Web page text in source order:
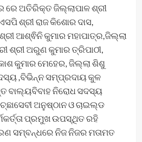
ରେ ଅତିରିକ୍ତ ଜିଲ୍ଲାପାଳ ଶ୍ରୀ
ଶ୍ରୀ ରାଜ କିଶୋର ଦାସ,
ଆଶ୍ଵିନି କୁମାର ମହାପାତ୍ର,ଜିଲ୍ଲା
ଶ୍ରୀ ଅରୁଣ କୁମାର ତ୍ରିପାଠୀ,
କୁମାର ମେହେର, ଜିଲ୍ଲା ଶିଶୁ
,ବିଭିନ୍ନ ସମ୍ପ୍ରଦାୟ କୁଳ
ବାଲ୍ୟବିବାହ ନିରୋଧ ସଦସ୍ୟ
ଅନୁଷ୍ଠାନ ଓ ଚାଇଲ୍ଡ
ପ୍ରମୁଖ ଉପସ୍ଥିତ ରହି
ସମ୍ବନ୍ଧରେ ନିଜ ନିଜର ମତାମତ